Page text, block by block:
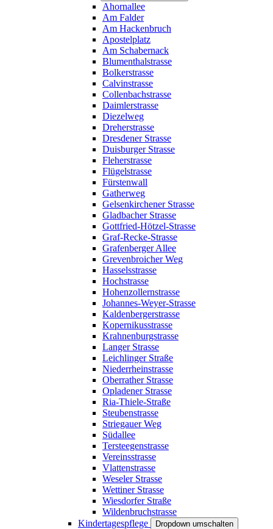
Ahornallee
Am Falder
Am Hackenbruch
Apostelplatz
Am Schabernack
Blumenthalstrasse
Bolkerstrasse
Calvinstrasse
Collenbachstrasse
Daimlerstrasse
Diezelweg
Dreherstrasse
Dresdener Strasse
Duisburger Strasse
Fleherstrasse
Flügelstrasse
Fürstenwall
Gatherweg
Gelsenkirchener Strasse
Gladbacher Strasse
Gottfried-Hötzel-Strasse
Graf-Recke-Strasse
Grafenberger Allee
Grevenbroicher Weg
Hasselsstrasse
Hochstrasse
Hohenzollernstrasse
Johannes-Weyer-Strasse
Kaldenbergerstrasse
Kopernikusstrasse
Krahnenburgstrasse
Langer Strasse
Leichlinger Straße
Niederrheinstrasse
Oberrather Strasse
Opladener Strasse
Ria-Thiele-Straße
Steubenstrasse
Striegauer Weg
Südallee
Tersteegenstrasse
Vereinsstrasse
Vlattenstrasse
Weseler Strasse
Wettiner Strasse
Wiesdorfer Straße
Wildenbruchstrasse
Kindertagespflege
Dropdown umschalten